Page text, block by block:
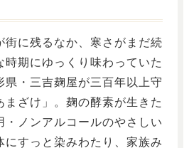
街に残るなか、寒さがまだ続
時期にゆっくり味わっていた
県・三吉麹屋が三百年以上守
まざけ」。麹の酵素が生きた
・ノンアルコールのやさしい
にすっと染みわたり、家族み